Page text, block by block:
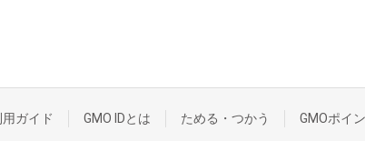
用ガイド GMO IDとは ためる・つかう GMOポイ